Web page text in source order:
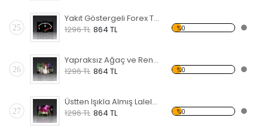
25
Yakıt Göstergeli Forex Tablo
1296 TL 864 TL %0
26
Yapraksız Ağaç ve Renkli Gökyüzü Forex Tablo
1296 TL 864 TL %0
27
Üstten Işıkla Almış Laleler Forex Tablo
1296 TL 864 TL %0